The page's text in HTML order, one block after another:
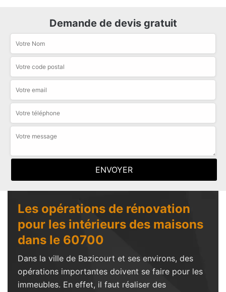
Demande de devis gratuit
Les opérations de rénovation
pour les intérieurs des maisons
dans le 60700
Dans la ville de Bazicourt et ses environs, des
opérations importantes doivent se faire pour les
immeubles. En effet, il faut réaliser des